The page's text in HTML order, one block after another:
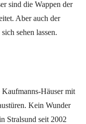
sind die Wappen der
Aber auch der
sehen lassen.
Häuser mit
Kein Wunder
Stralsund seit 2002